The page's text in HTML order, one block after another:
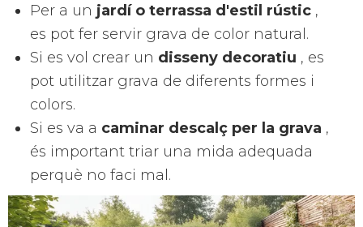
Per a un jardí o terrassa d'estil rústic ,
es pot fer servir grava de color natural.
Si es vol crear un disseny decoratiu , es
pot utilitzar grava de diferents formes i
colors.
Si es va a caminar descalç per la grava ,
és important triar una mida adequada
perquè no faci mal.